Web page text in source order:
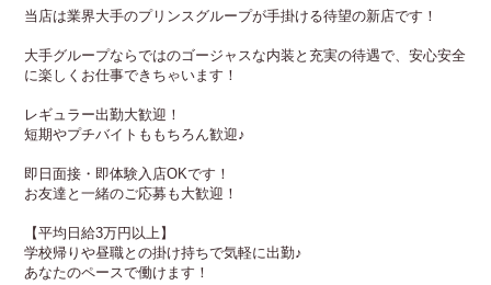
当店は業界大手のプリンスグループが手掛ける待望の新店です！
大手グループならではのゴージャスな内装と充実の待遇で、安心安全
に楽しくお仕事できちゃいます！
レギュラー出勤大歓迎！
短期やプチバイトももちろん歓迎♪
即日面接・即体験入店OKです！
お友達と一緒のご応募も大歓迎！
【平均日給3万円以上】
学校帰りや昼職との掛け持ちで気軽に出勤♪
あなたのペースで働けます！